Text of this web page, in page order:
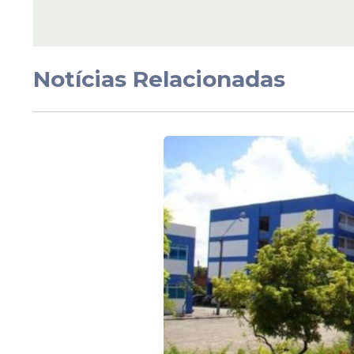
Horóscopo do dia: veja
previsões desta
todos os signos
Veja Também
Leoninos tendem a buscar
Notícias Relacionadas